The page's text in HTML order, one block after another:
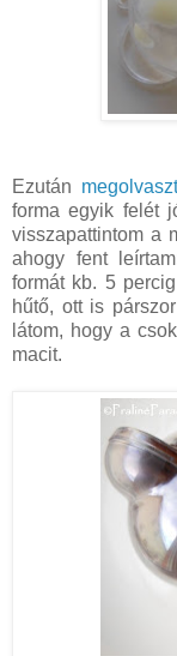
Ezután
forma egyik felét
visszapattintom a
ahogy fent
formát kb. 5
hűtő, ott is
látom, hogy a
macit.